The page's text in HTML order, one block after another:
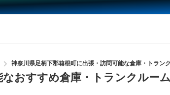
神奈川県足柄下郡箱根町に出張・訪問可能な倉庫・トラン
おすすめ倉庫・トランクルーム